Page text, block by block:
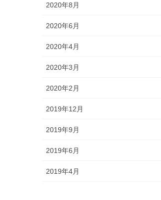
2020年8月
2020年6月
2020年4月
2020年3月
2020年2月
2019年12月
2019年9月
2019年6月
2019年4月